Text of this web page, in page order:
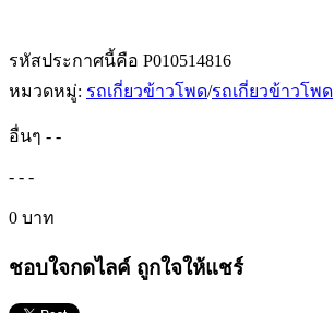
รหัสประกาศนี้คือ P010514816
หมวดหมู่: รถเกี่ยวข้าวโพด/รถเกี่ยวข้าวโพด
อื่นๆ - -
- - -
0 บาท
ชอบใจกดไลค์ ถูกใจให้แชร์